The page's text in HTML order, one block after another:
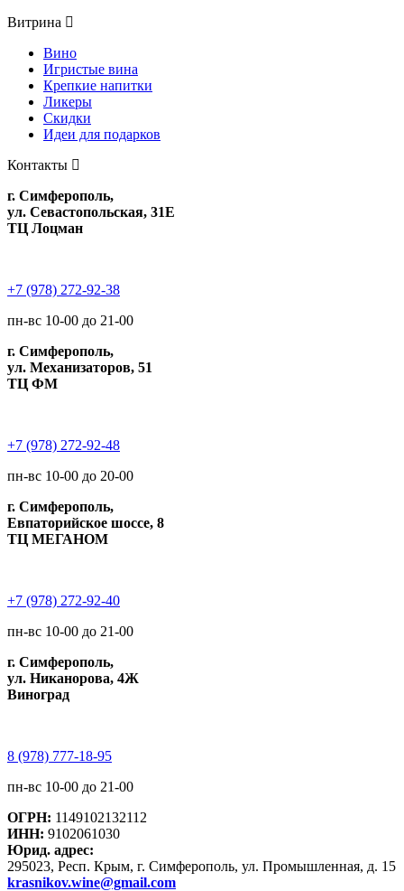
Витрина
Вино
Игристые вина
Крепкие напитки
Ликеры
Скидки
Идеи для подарков
Контакты
г. Симферополь,
ул. Севастопольская, 31Е
ТЦ Лоцман
+7 (978) 272-92-38
пн-вс 10-00 до 21-00
г. Симферополь,
ул. Механизаторов, 51
ТЦ ФМ
+7 (978) 272-92-48
пн-вс 10-00 до 20-00
г. Симферополь,
Евпаторийское шоссе, 8
ТЦ МЕГАНОМ
+7 (978) 272-92-40
пн-вс 10-00 до 21-00
г. Симферополь,
ул. Никанорова, 4Ж
Виноград
8 (978) 777-18-95
пн-вс 10-00 до 21-00
ОГРН: 1149102132112
ИНН: 9102061030
Юрид. адрес:
295023, Респ. Крым, г. Симферополь, ул. Промышленная, д. 15
krasnikov.wine@gmail.com